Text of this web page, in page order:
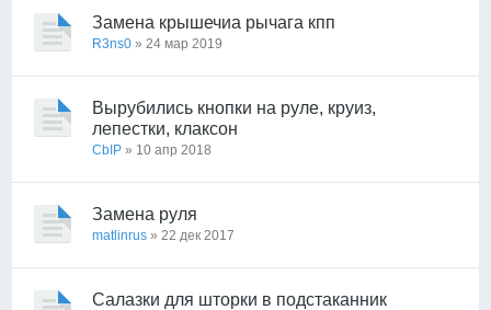
Замена крышечиа рычага кпп
R3ns0 » 24 мар 2019
Вырубились кнопки на руле, круиз,
лепестки, клаксон
CbIP » 10 апр 2018
Замена руля
matlinrus » 22 дек 2017
Салазки для шторки в подстаканник